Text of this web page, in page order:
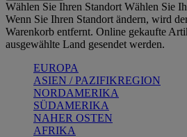
Wählen Sie Ihren Standort Wählen Sie
Wenn Sie Ihren Standort ändern, wird
Warenkorb entfernt. Online gekaufte
ausgewählte Land gesendet werden.
EUROPA
ASIEN / PAZIFIKREGION
NORDAMERIKA
SÜDAMERIKA
NAHER OSTEN
AFRIKA